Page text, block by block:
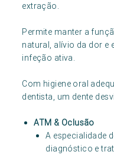
extração.
Permite manter a
natural, alívio da dor e
infeção ativa.
Com higiene oral
dentista, um dente
ATM & Oclusão
A especialidade
diagnóstico e